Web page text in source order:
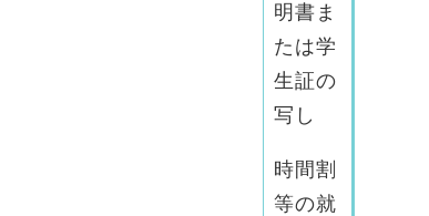
明書ま
たは学
生証の
写し
時間割
等の就